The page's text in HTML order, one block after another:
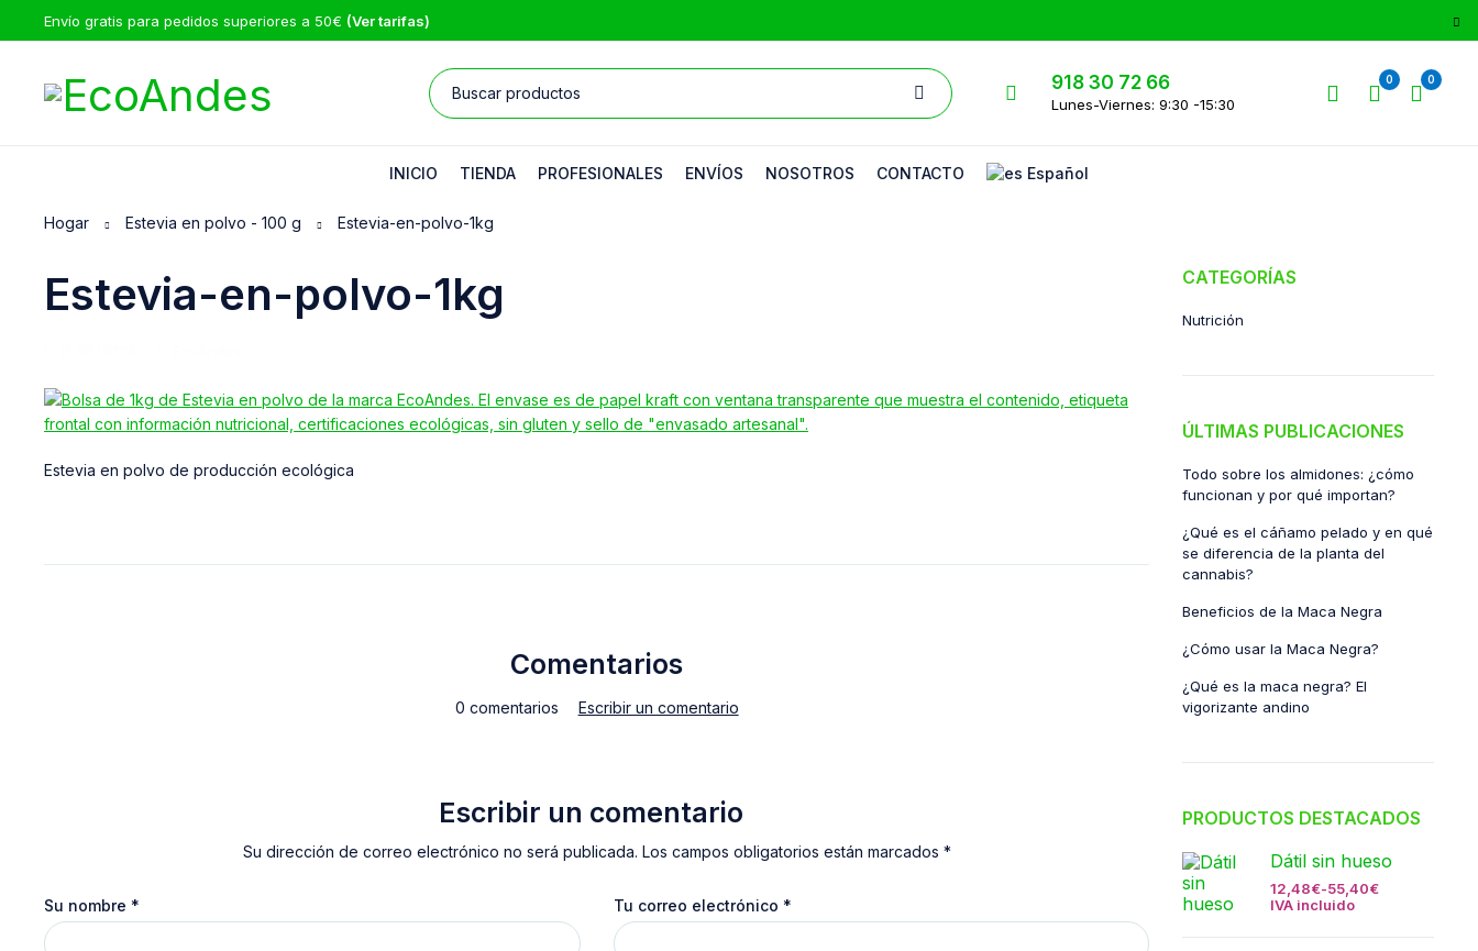
Envío gratis para pedidos superiores a 50€ (Ver tarifas)
918 30 72 66
Lunes-Viernes: 9:30 -15:30
0 0
INICIO TIENDA PROFESIONALES ENVÍOS NOSOTROS CONTACTO Español
Hogar Estevia en polvo - 100 g Estevia-en-polvo-1kg
Estevia-en-polvo-1kg
Estevia en polvo de producción ecológica
Comentarios
0 comentarios Escribir un comentario
Escribir un comentario
Su dirección de correo electrónico no será publicada. Los campos obligatorios están marcados *
Su nombre * Tu correo electrónico *
CATEGORÍAS
Nutrición
ÚLTIMAS PUBLICACIONES
Todo sobre los almidones: ¿cómo
funcionan y por qué importan?
¿Qué es el cáñamo pelado y en qué
se diferencia de la planta del
cannabis?
Beneficios de la Maca Negra
¿Cómo usar la Maca Negra?
¿Qué es la maca negra? El
vigorizante andino
PRODUCTOS DESTACADOS
Dátil sin hueso
12,48€-55,40€
IVA incluido